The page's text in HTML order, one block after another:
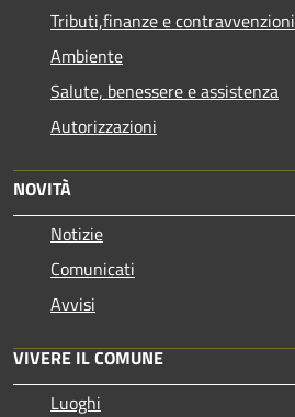
Tributi,finanze e contravvenzioni
Ambiente
Salute, benessere e assistenza
Autorizzazioni
NOVITÀ
Notizie
Comunicati
Avvisi
VIVERE IL COMUNE
Luoghi